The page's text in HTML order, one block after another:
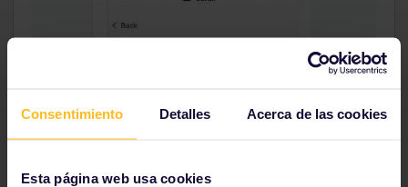
Consentimiento Detalles Acerca de las cookies
Esta página web usa cookies